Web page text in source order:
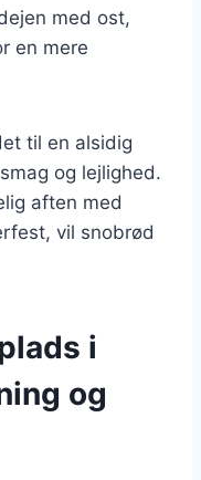
med ost,
en mere
til en alsidig
og lejlighed.
aften med
vil snobrød
i
og